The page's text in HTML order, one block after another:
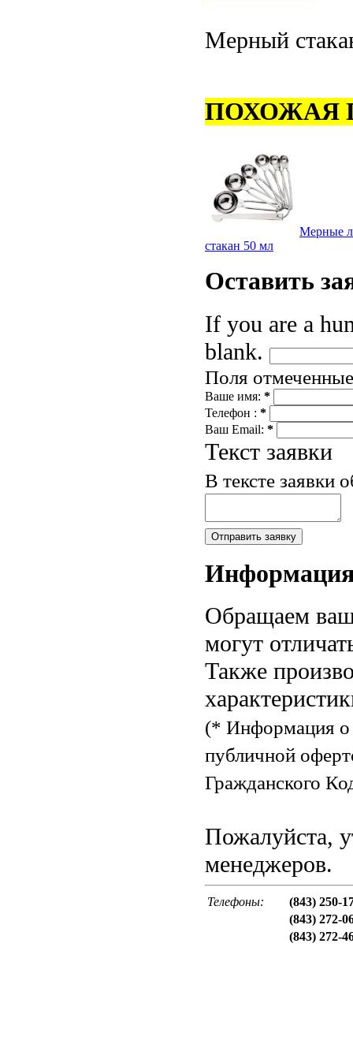
Мерный
ПОХОЖАЯ
Мерные
стакан 50 мл
Оставить
If you are a
blank.
Поля
Ваше имя: *
Телефон : *
Ваш Email: *
Текст заявки
В тексте заявки
Обращаем
могут
Также
(* Информация о
публичной
Гражданского
Пожалуйста,
менеджеров.
Телефоны:
(843) 250-
(843) 272-
(843) 272-